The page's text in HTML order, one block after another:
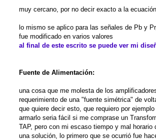
muy cercano, por no decir exacto a la
lo mismo se aplico para las señales de Pb y
fue modificado en varios valores
al final de este escrito se puede ver mi
Fuente de Alimentación:
una cosa que me molesta de los
requerimiento de una "fuente simétrica" de
que quiere decir esto, que requiero por
armarlo seria fácil si me comprase un
TAP, pero con mi escaso tiempo y mal horario
una solución, lo primero que se ocurrió fue